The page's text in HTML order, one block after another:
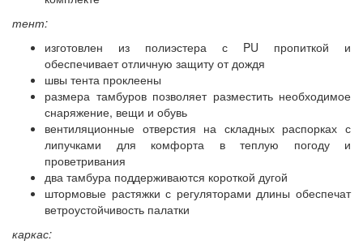
тент:
изготовлен из полиэстера с PU пропиткой и
обеспечивает отличную защиту от дождя
швы тента проклеены
размера тамбуров позволяет разместить необходимое
снаряжение, вещи и обувь
вентиляционные отверстия на складных распорках с
липучками для комфорта в теплую погоду и
проветривания
два тамбура поддерживаются короткой дугой
штормовые растяжки с регуляторами длины обеспечат
ветроустойчивость палатки
каркас: